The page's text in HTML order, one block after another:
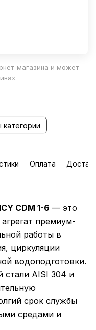
магазина и может
Оплата
CDM 1-6 — это
премиум-
работы в
циркуляции
водоподготовки.
стали AISI 304 и
срок службы
средами и